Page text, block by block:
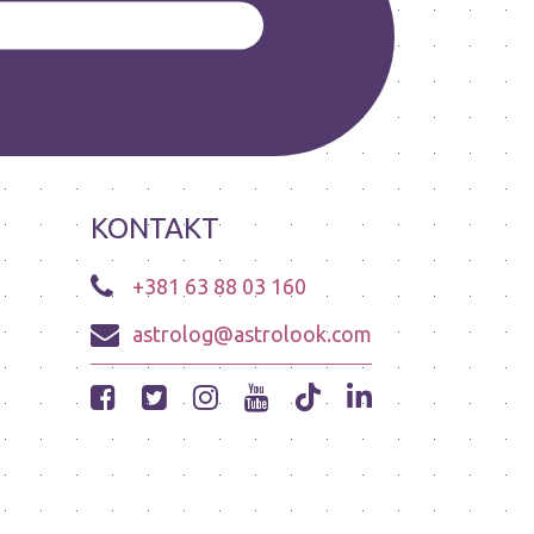
KONTAKT
+381 63 88 03 160
astrolog@astrolook.com